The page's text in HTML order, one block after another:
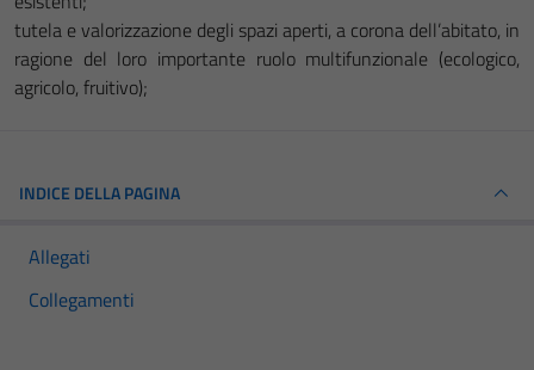
tutela e valorizzazione degli spazi aperti, a corona dell’abitato, in
ragione del loro importante ruolo multifunzionale (ecologico,
agricolo, fruitivo);
INDICE DELLA PAGINA
Allegati
Collegamenti